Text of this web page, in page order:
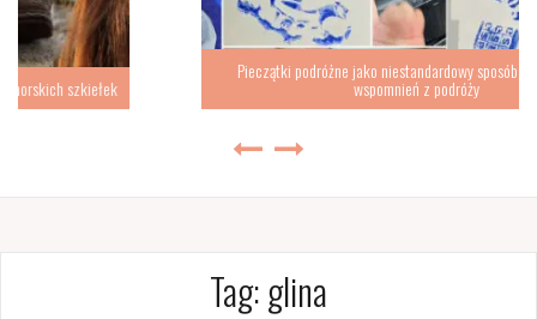
Pieczątki podróżne jako niestandardowy sposób na zbieranie
wspomnień z podróży
Tag:glina